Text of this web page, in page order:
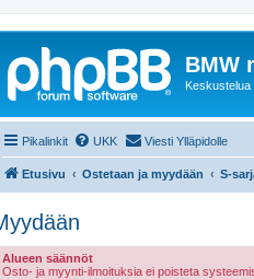
BMW
Keskustelua
Pikalinkit UKK Viesti Ylläpidolle
Etusivu Ostetaan ja myydään S-
Alueen säännöt
Osto- ja myynti-ilmoituksia ei poisteta